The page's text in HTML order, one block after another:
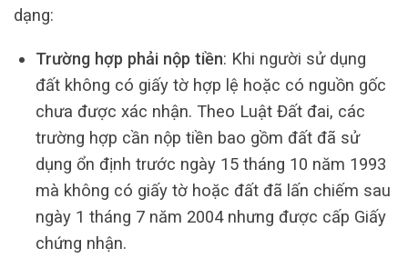
dạng:
Trường hợp phải nộp tiền: Khi người sử dụng
đất không có giấy tờ hợp lệ hoặc có nguồn gốc
chưa được xác nhận. Theo Luật Đất đai, các
trường hợp cần nộp tiền bao gồm đất đã sử
dụng ổn định trước ngày 15 tháng 10 năm 1993
mà không có giấy tờ hoặc đất đã lấn chiếm sau
ngày 1 tháng 7 năm 2004 nhưng được cấp Giấy
chứng nhận.